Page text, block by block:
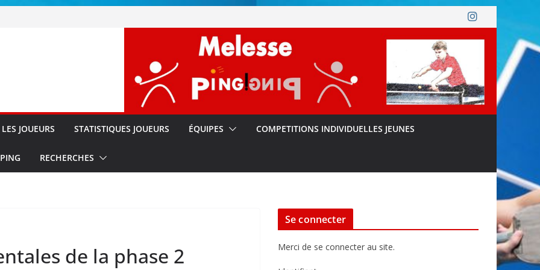
LES JOUEURS STATISTIQUES JOUEURS ÉQUIPES COMPETITIONS INDIVIDUELLES JEUNES
RECHERCHES
de la phase 2
Se connecter
Merci de se connecter au site.